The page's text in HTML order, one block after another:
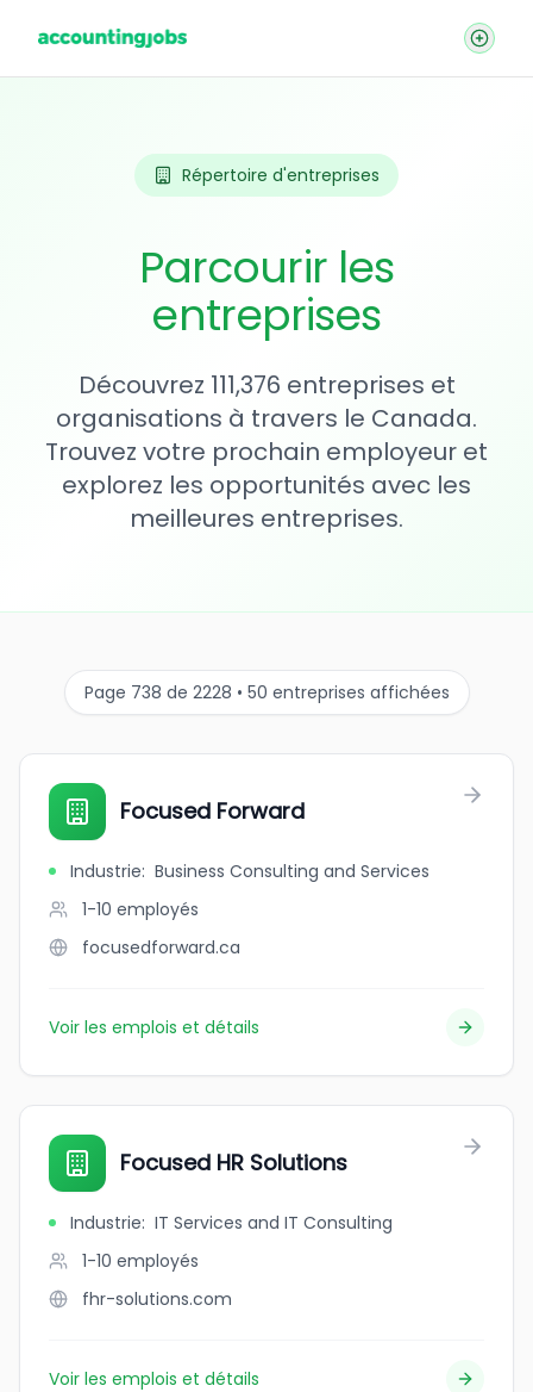
Répertoire d'entreprises
Parcourir les
entreprises
Découvrez 111,376 entreprises et
organisations à travers le Canada.
Trouvez votre prochain employeur et
explorez les opportunités avec les
meilleures entreprises.
Page 738 de 2228 • 50 entreprises affichées
Focused Forward
Industrie: Business Consulting and Services
1-10 employés
focusedforward.ca
Voir les emplois et détails
Focused HR Solutions
Industrie: IT Services and IT Consulting
1-10 employés
fhr-solutions.com
Voir les emplois et détails